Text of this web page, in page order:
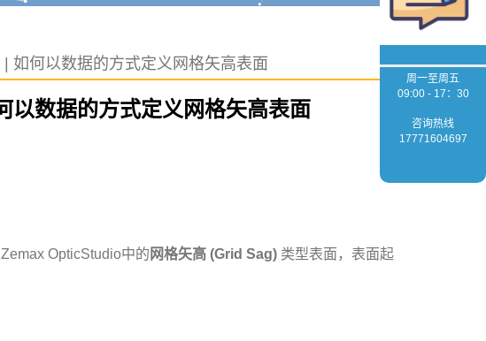
如何以数据的方式定义网格矢高表面
以数据的方式定义网格矢高表面
OpticStudio中的 网格矢高 (Grid Sag) 类型表面，表面起
周一至周五
09:00 - 17：30
咨询热线
17771604697